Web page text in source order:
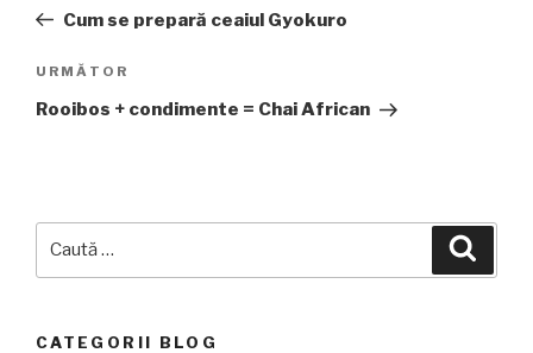
articole
anterior
Cum se prepară ceaiul Gyokuro
Articolul
următor
URMĂTOR
Rooibos + condimente = Chai African
CATEGORII BLOG